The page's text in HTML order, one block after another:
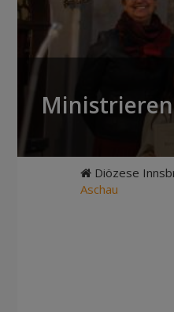
Ministrieren
Diözese
Aschau